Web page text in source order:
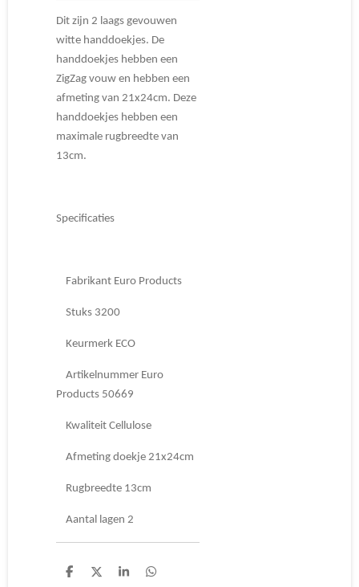
Dit zijn 2 laags gevouwen
witte handdoekjes. De
handdoekjes hebben een
ZigZag vouw en hebben een
afmeting van 21x24cm. Deze
handdoekjes hebben een
maximale rugbreedte van
13cm.
Specificaties
Fabrikant Euro Products
Stuks 3200
Keurmerk ECO
Artikelnummer Euro
Products 50669
Kwaliteit Cellulose
Afmeting doekje 21x24cm
Rugbreedte 13cm
Aantal lagen 2
D
D
S
D